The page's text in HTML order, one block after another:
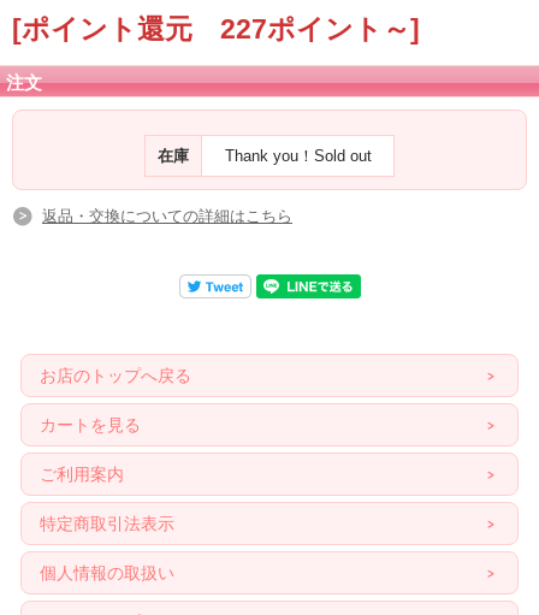
[ポイント還元 227ポイント～]
注文
在庫 Thank you！Sold out
返品・交換についての詳細はこちら
お店のトップへ戻る
カートを見る
ご利用案内
特定商取引法表示
個人情報の取扱い